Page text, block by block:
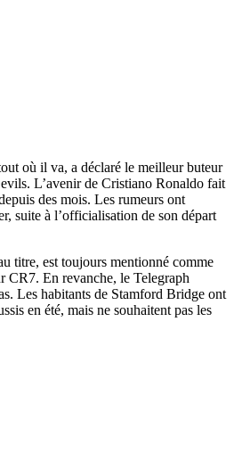
où il va, a déclaré le meilleur buteur
L’avenir de Cristiano Ronaldo fait
des mois. Les rumeurs ont
suite à l’officialisation de son départ
titre, est toujours mentionné comme
CR7. En revanche, le Telegraph
Les habitants de Stamford Bridge ont
en été, mais ne souhaitent pas les